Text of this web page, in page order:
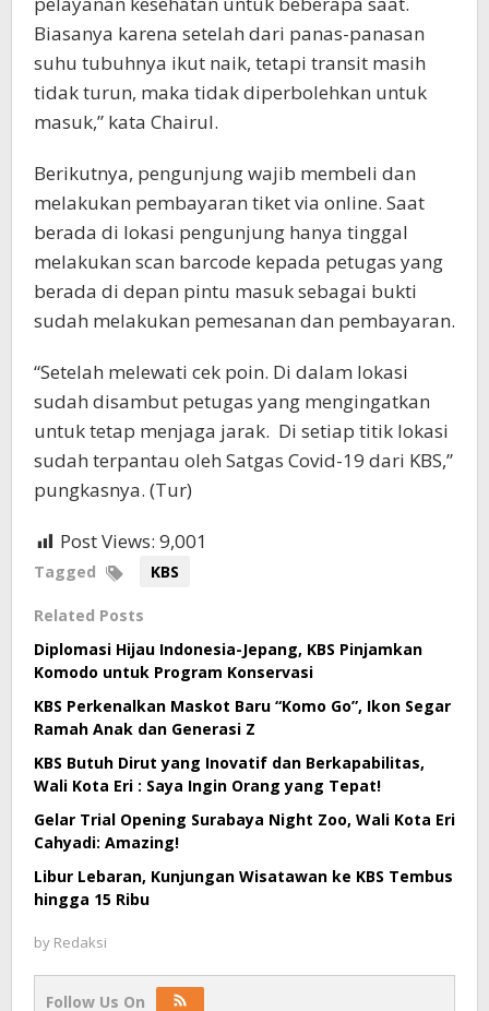
Biasanya karena setelah dari panas-panasan
suhu tubuhnya ikut naik, tetapi transit masih
tidak turun, maka tidak diperbolehkan untuk
masuk,” kata Chairul.
Berikutnya, pengunjung wajib membeli dan
melakukan pembayaran tiket via online. Saat
berada di lokasi pengunjung hanya tinggal
melakukan scan barcode kepada petugas yang
berada di depan pintu masuk sebagai bukti
sudah melakukan pemesanan dan pembayaran.
“Setelah melewati cek poin. Di dalam lokasi
sudah disambut petugas yang mengingatkan
untuk tetap menjaga jarak. Di setiap titik lokasi
sudah terpantau oleh Satgas Covid-19 dari KBS,”
pungkasnya. (Tur)
Post Views: 9,001
Tagged KBS
Related Posts
Diplomasi Hijau Indonesia-Jepang, KBS Pinjamkan
Komodo untuk Program Konservasi
KBS Perkenalkan Maskot Baru “Komo Go”, Ikon Segar
Ramah Anak dan Generasi Z
KBS Butuh Dirut yang Inovatif dan Berkapabilitas,
Wali Kota Eri : Saya Ingin Orang yang Tepat!
Gelar Trial Opening Surabaya Night Zoo, Wali Kota Eri
Cahyadi: Amazing!
Libur Lebaran, Kunjungan Wisatawan ke KBS Tembus
hingga 15 Ribu
by Redaksi
Follow Us On